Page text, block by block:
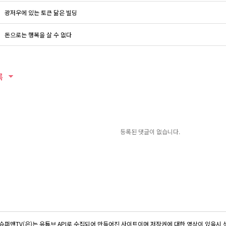
광저우에 있는 토큰 닮은 빌딩
돈으로는 행복을 살 수 없다
등록된 댓글이 없습니다.
퍼맨TV(은)는 유튜브 API로 수집되어 만들어진 사이트이며 저작권에 대한 영상이 있을시